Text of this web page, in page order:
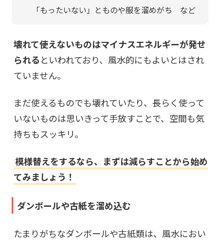
「もったいない」とものや服を溜めがち など
壊れて使えないものはマイナスエネルギーが発せ
られるといわれており、風水的にもよいとはされ
ていません。
まだ使えるものでも壊れていたり、長らく使って
いないものは思いきって手放すことで、空間も気
持ちもスッキリ。
模様替えをするなら、まずは減らすことから始め
てみましょう！
ダンボールや古紙を溜め込む
たまりがちなダンボールや古紙類は、風水におい